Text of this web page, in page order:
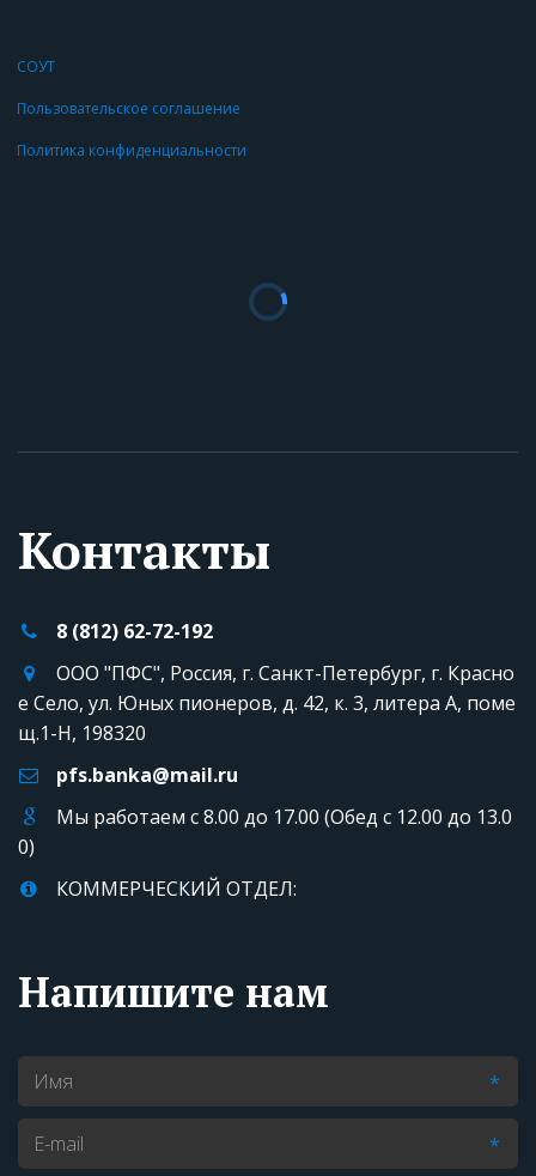
СОУТ
Пользовательское соглашение
Политика конфиденциальности
Контакты
8 (812) 62-72-192
ООО "ПФС", Россия, г. Санкт-Петербург, г. Красно
е Село, ул. Юных пионеров, д. 42, к. 3, литера А, поме
щ.1-Н, 198320
pfs.banka@mail.ru
Мы работаем с 8.00 до 17.00 (Обед с 12.00 до 13.0
0)
КОММЕРЧЕСКИЙ ОТДЕЛ:
Напишите нам
*
*